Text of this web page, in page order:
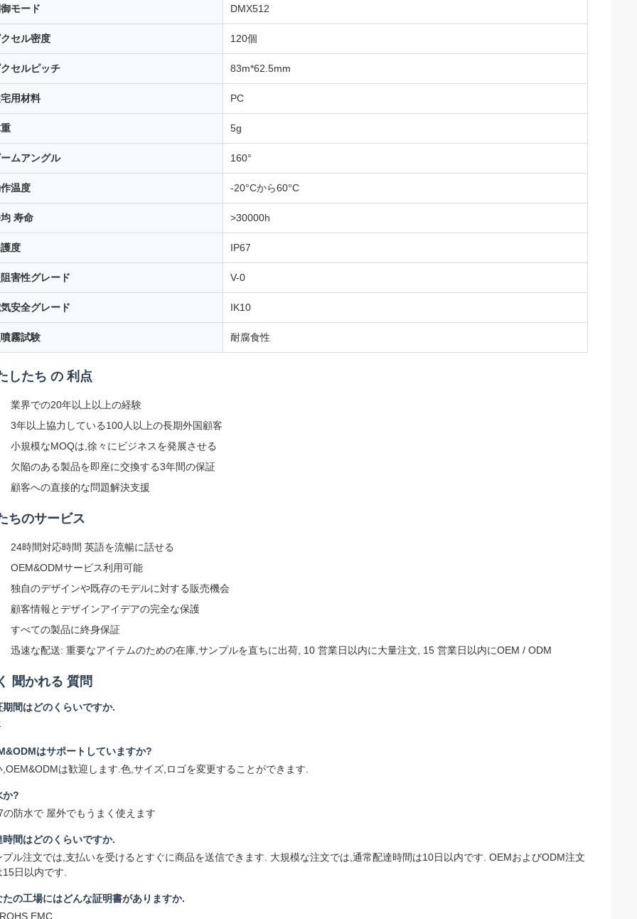
モード DMX512
セル密度 120個
セルピッチ 83m*62.5mm
用材料 PC
5g
ムアングル 160°
温度 -20°Cから60°C
寿命 >30000h
度 IP67
害性グレード V-0
安全グレード IK10
霧試験 耐腐食性
したち の 利点
業界での20年以上以上の経験
3年以上協力している100人以上の長期外国顧客
小規模なMOQは,徐々にビジネスを発展させる
欠陥のある製品を即座に交換する3年間の保証
顧客への直接的な問題解決支援
ちのサービス
24時間対応時間 英語を流暢に話せる
OEM&ODMサービス利用可能
独自のデザインや既存のモデルに対する販売機会
顧客情報とデザインアイデアの完全な保護
すべての製品に終身保証
迅速な配送: 重要なアイテムのための在庫,サンプルを直ちに出荷, 10 営業日以内に大量注文, 15 営業日以内にOEM / ODM
聞かれる 質問
期間はどのくらいですか.
はサポートしていますか?
,OEM&ODMは歓迎します.色,サイズ,ロゴを変更することができます.
か?
の防水で 屋外でもうまく使えます
時間はどのくらいですか.
プル注文では,支払いを受けるとすぐに商品を送信できます. 大規模な注文では,通常配達時間は10日以内です. OEMおよびODM注文
15日以内です.
たの工場にはどんな証明書がありますか.